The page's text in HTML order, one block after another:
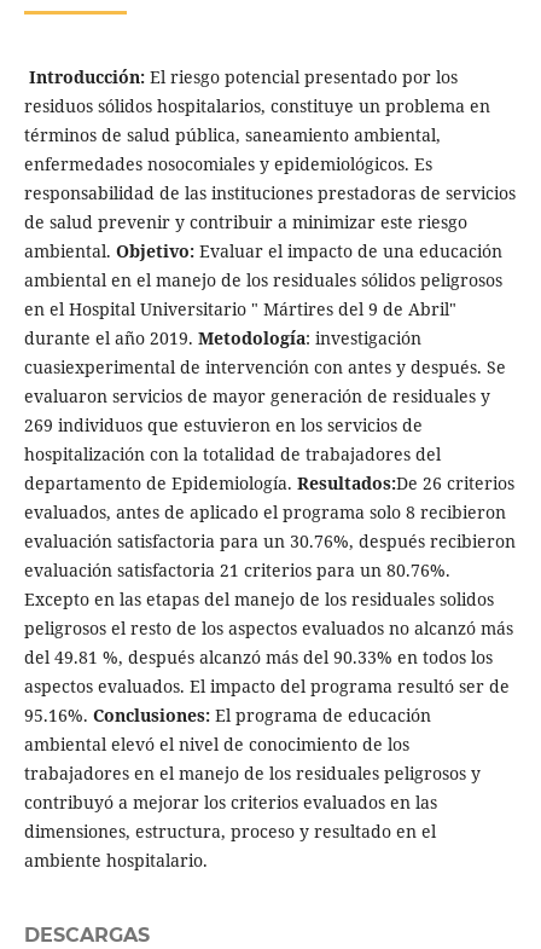
Introducción:El riesgo potencial presentado por los
residuos sólidos hospitalarios, constituye un problema en
términos de salud pública, saneamiento ambiental,
enfermedades nosocomiales y epidemiológicos. Es
responsabilidad de las instituciones prestadoras de servicios
de salud prevenir y contribuir a minimizar este riesgo
ambiental. Objetivo:Evaluar el impacto de una educación
ambiental en el manejo de los residuales sólidos peligrosos
en el Hospital Universitario " Mártires del 9 de Abril"
durante el año 2019. Metodología: investigación
cuasiexperimental de intervención con antes y después. Se
evaluaron servicios de mayor generación de residuales y
269 individuos que estuvieron en los servicios de
hospitalización con la totalidad de trabajadores del
departamento de Epidemiología. Resultados:De 26 criterios
evaluados, antes de aplicado el programa solo 8 recibieron
evaluación satisfactoria para un 30.76%, después recibieron
evaluación satisfactoria 21 criterios para un 80.76%.
Excepto en las etapas del manejo de los residuales solidos
peligrosos el resto de los aspectos evaluados no alcanzó más
del 49.81 %, después alcanzó más del 90.33% en todos los
aspectos evaluados. El impacto del programa resultó ser de
95.16%. Conclusiones:El programa de educación
ambiental elevó el nivel de conocimiento de los
trabajadores en el manejo de los residuales peligrosos y
contribuyó a mejorar los criterios evaluados en las
dimensiones, estructura, proceso y resultado en el
ambiente hospitalario.
DESCARGAS